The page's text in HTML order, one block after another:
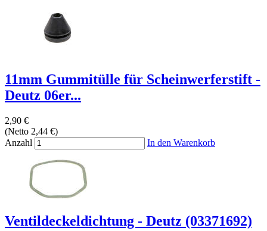
11mm Gummitülle für Scheinwerferstift -
Deutz 06er...
2,90 €
(Netto 2,44 €)
Anzahl
In den Warenkorb
Ventildeckeldichtung - Deutz (03371692)